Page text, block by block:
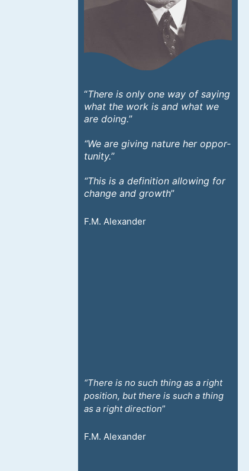
“The­re is only one way of say­ing
what the work is and what we
are doing.”
“We are giving natu­re her oppor­
tu­ni­ty.”
“This is a defi­ni­ti­on allo­wing for
chan­ge and growth”
F.M. Alex­an­der
“The­re is no such thing as a right
posi­ti­on, but the­re is such a thing
as a right direc­tion”
F.M. Alex­an­der